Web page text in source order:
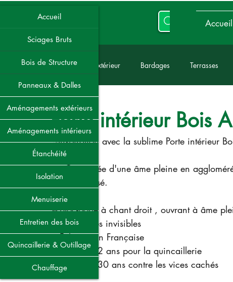
Accueil
Sciages Bruts
Bois de Structure
Panneaux & Dalles
Aménagements extérieurs
Aménagements intérieurs
Étanchéité
Isolation
Menuiserie
Entretien des bois
Quincaillerie & Outillage
Chauffage
Accueil
Tous les posts Produits d'Extérieur Bardages Terrasses
Sciages Bruts Chauffage
Porte intérieur Bois
✨Inspiration avec la sublime Porte intérieur
👉 Composée d'une âme pleine en
naturel brossé.
🔹Bloc-porte à chant droit , ouvrant à âme
🔹Charnières invisibles
🔹Fabrication Française
🔹Garantie 2 ans pour la quincaillerie
🔹Garantie 30 ans contre les vices cachés